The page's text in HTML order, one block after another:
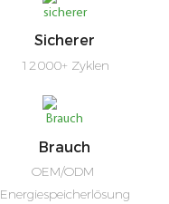
Sicherer
12000+ Zyklen
Brauch
OEM/ODM
Energiespeicherlösung